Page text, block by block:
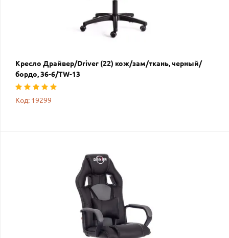
Кресло Драйвер/Driver (22) кож/зам/ткань, черный/
бордо, 36-6/TW-13
Код: 19299